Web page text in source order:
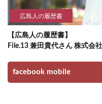
広島人の履歴書
【広島人の履歴書】
File.13 兼田貴代さん 株式会
facebook mobile